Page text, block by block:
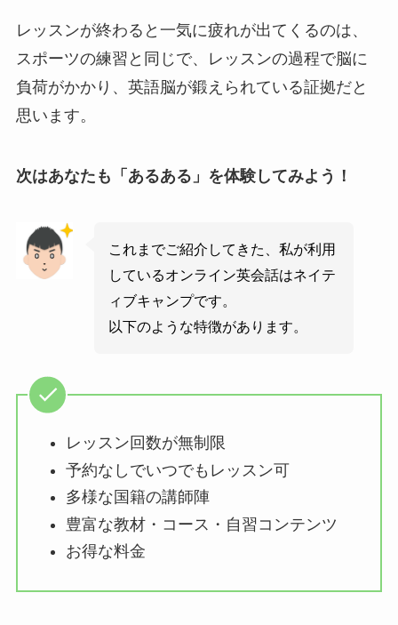
レッスンが終わると一気に疲れが出てくるのは、
スポーツの練習と同じで、レッスンの過程で脳に
負荷がかかり、英語脳が鍛えられている証拠だと
思います。
次はあなたも「あるある」を体験してみよう！
これまでご紹介してきた、私が利用
しているオンライン英会話はネイテ
ィブキャンプです。
以下のような特徴があります。
レッスン回数が無制限
予約なしでいつでもレッスン可
多様な国籍の講師陣
豊富な教材・コース・自習コンテンツ
お得な料金